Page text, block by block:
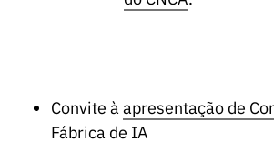
Convite àapresentação de
Fábrica de IA